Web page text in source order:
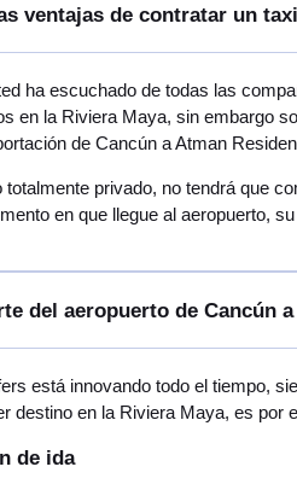
ventajas de contratar un
ha escuchado de todas las
en la Riviera Maya, sin embargo
de Cancún a Atman
privado, no tendrá que
en que llegue al aeropuerto,
del aeropuerto de Cancún
está innovando todo el tiempo,
destino en la Riviera Maya, es
de ida